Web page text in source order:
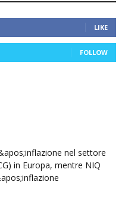
LIKE
FOLLOW
nel settore
in Europa, mentre NIQ